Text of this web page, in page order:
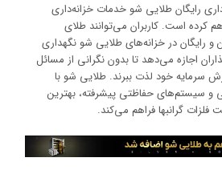
رایگان طلایی شو خدمات خزانه‌داری
کرده است. کاربران می‌توانند طلای
رایگان در خزانه‌های طلایی شو نگهداری
اجازه می‌دهد تا بدون نگرانی از مسائل
سرمایه خود لذت ببرند. طلایی شو با
و سیستم‌های حفاظتی پیشرفته، بهترین
فلزات گرانبها فراهم می‌کند.